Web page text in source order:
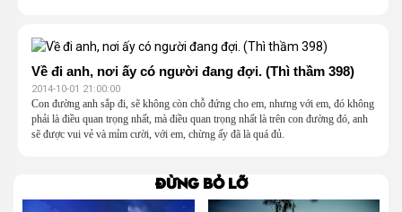
Về đi anh, nơi ấy có người đang đợi. (Thì thầm 398)
2014-10-01 21:00:00
Con đường anh sắp đi, sẽ không còn chỗ đứng cho em, nhưng với em, đó không
phải là điều quan trọng nhất, mà điều quan trọng nhất là trên con đường đó, anh
sẽ được vui vẻ và mỉm cười, với em, chừng ấy đã là quá đủ.
Đừng bỏ lỡ